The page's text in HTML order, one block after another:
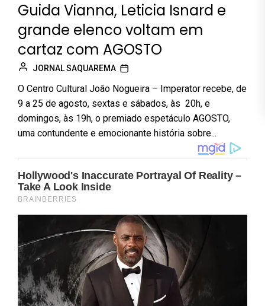
Guida Vianna, Leticia Isnard e
grande elenco voltam em
cartaz com AGOSTO
JORNAL SAQUAREMA
O Centro Cultural João Nogueira – Imperator recebe, de
9 a 25 de agosto, sextas e sábados, às 20h, e
domingos, às 19h, o premiado espetáculo AGOSTO,
uma contundente e emocionante história sobre...